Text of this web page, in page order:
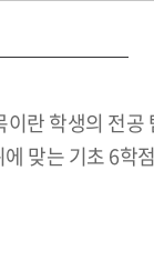
란 학생의 전공
맞는 기초 6학